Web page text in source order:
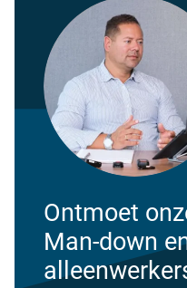
Ontmoet
Man-down